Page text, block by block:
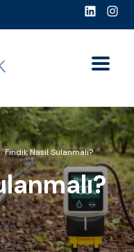
Fındık Nasıl Sulanmalı?